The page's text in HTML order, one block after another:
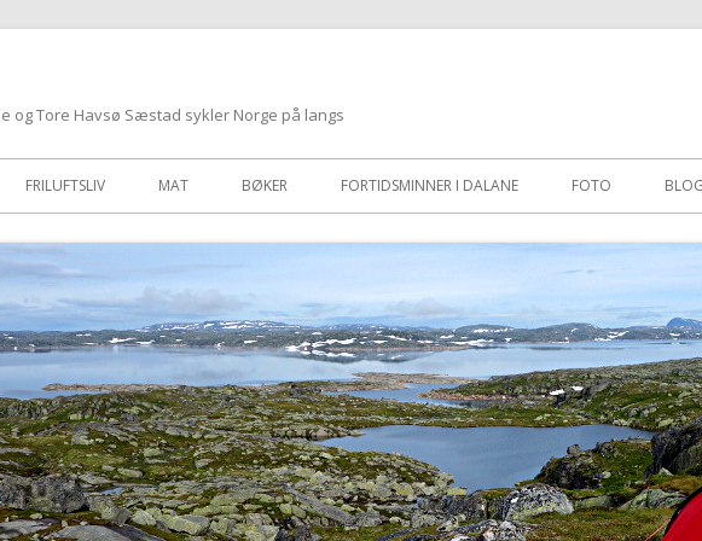
og Tore Havsø Sæstad sykler Norge på langs
FRILUFTSLIV MAT BØKER FORTIDSMINNER I DALANE FOTO